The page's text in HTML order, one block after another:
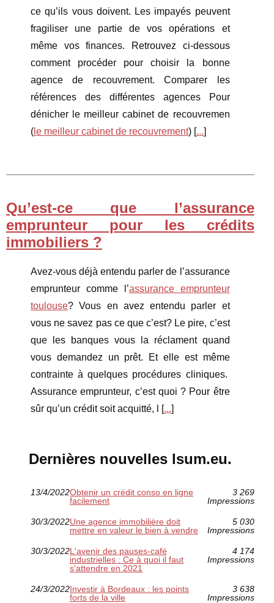
ce qu’ils vous doivent. Les impayés peuvent
fragiliser une partie de vos opérations et
même vos finances. Retrouvez ci-dessous
comment procéder pour choisir la bonne
agence de recouvrement. Comparer les
références des différentes agences Pour
dénicher le meilleur cabinet de recouvremen
( le meilleur cabinet de recouvrement) [...]
Qu’est-ce que l’assurance
emprunteur pour les crédits
immobiliers ?
Avez-vous déjà entendu parler de l’assurance
emprunteur comme l’assurance emprunteur
toulouse? Vous en avez entendu parler et
vous ne savez pas ce que c’est? Le pire, c’est
que les banques vous la réclament quand
vous demandez un prêt. Et elle est même
contrainte à quelques procédures cliniques.
Assurance emprunteur, c’est quoi ? Pour être
sûr qu’un crédit soit acquitté, l [...]
Dernières nouvelles lsum.eu.
13/4/2022Obtenir un crédit conso en ligne
facilement
3 269
Impressions
30/3/2022Une agence immobilière doit
mettre en valeur le bien à vendre
5 030
Impressions
30/3/2022L'avenir des pauses-café
industrielles : Ce à quoi il faut
s'attendre en 2021
4 174
Impressions
24/3/2022Investir à Bordeaux : les points
forts de la ville
3 638
Impressions